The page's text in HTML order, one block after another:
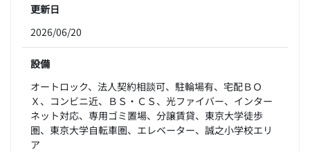
更新日
2026/06/20
設備
オートロック、法人契約相談可、駐輪場有、宅配ＢＯ
Ｘ、コンビニ近、ＢＳ・ＣＳ、光ファイバー、インター
ネット対応、専用ゴミ置場、分譲賃貸、東京大学徒歩
圏、東京大学自転車圏、エレベーター、誠之小学校エリ
ア